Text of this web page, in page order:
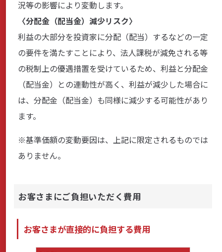
況等の影響により変動します。
〈分配金（配当金）減少リスク〉
利益の大部分を投資家に分配（配当）するなどの一定
の要件を満たすことにより、法人課税が減免される等
の税制上の優遇措置を受けているため、利益と分配金
（配当金）との連動性が高く、利益が減少した場合に
は、分配金（配当金）も同様に減少する可能性があり
ます。
※基準価額の変動要因は、上記に限定されるものでは
ありません。
お客さまにご負担いただく費用
お客さまが直接的に負担する費用